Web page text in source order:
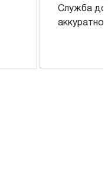
Служба
аккуратно